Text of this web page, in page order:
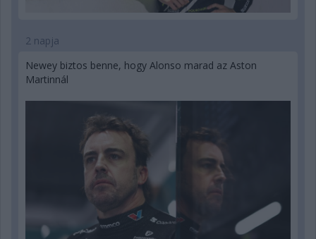
2 napja
Newey biztos benne, hogy Alonso marad az Aston
Martinnál